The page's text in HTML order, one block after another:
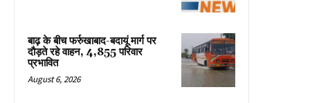
बाढ़ के बीच फर्रुखाबाद-बदायूं मार्ग पर
दौड़ते रहे वाहन, 4,855 परिवार
प्रभावित
August 6, 2026